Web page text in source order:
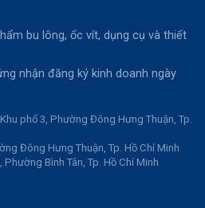
bu lông, ốc vít, dụng cụ và thiết
nhận đăng ký kinh doanh ngày
phố 3, Phường Đông Hưng Thuận, Tp.
Đông Hưng Thuận, Tp. Hồ Chí Minh
Phường Bình Tân, Tp. Hồ Chí Minh